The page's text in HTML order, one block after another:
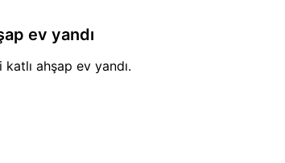
ev yandı
ahşap ev yandı.